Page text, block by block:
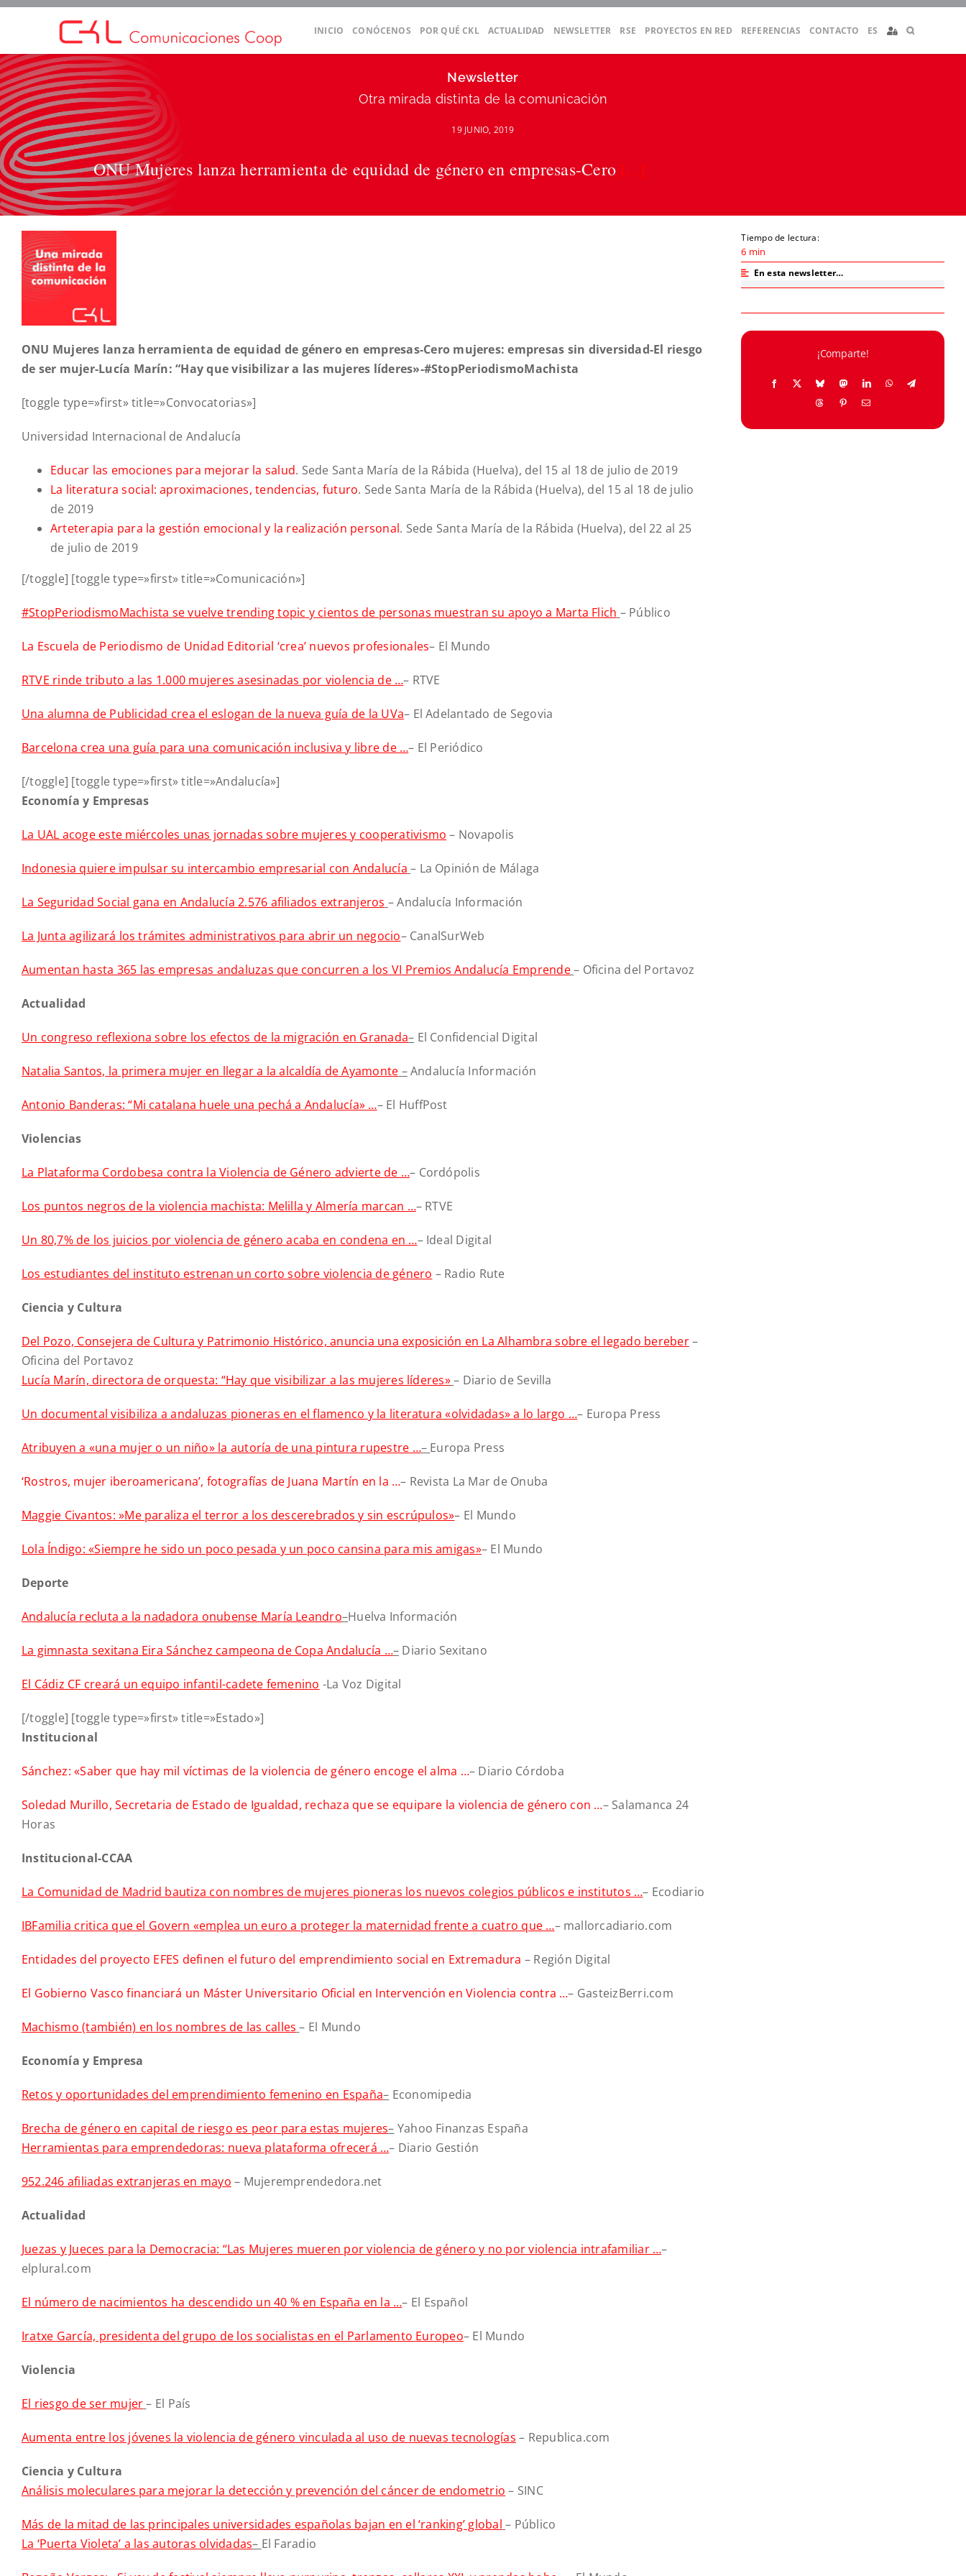
contenido
INICIO CONÓCENOS POR QUÉ CKL ACTUALIDAD NEWSLETTER RSE PROYECTOS EN RED REFERENCIAS CONTACTO ES
Newsletter
Otra mirada distinta de la comunicación
19 JUNIO, 2019
ONU Mujeres lanza herramienta de equidad de género en empresas-Cero [...]
ONU Mujeres lanza herramienta de equidad de género en empresas-Cero mujeres: empresas sin diversidad-El riesgo
de ser mujer-Lucía Marín: “Hay que visibilizar a las mujeres líderes»-#StopPeriodismoMachista
[toggle type=»first» title=»Convocatorias»]
Universidad Internacional de Andalucía
Educar las emociones para mejorar la salud. Sede Santa María de la Rábida (Huelva), del 15 al 18 de julio de 2019
La literatura social: aproximaciones, tendencias, futuro. Sede Santa María de la Rábida (Huelva), del 15 al 18 de julio
de 2019
Arteterapia para la gestión emocional y la realización personal. Sede Santa María de la Rábida (Huelva), del 22 al 25
de julio de 2019
[/toggle] [toggle type=»first» title=»Comunicación»]
#StopPeriodismoMachista se vuelve trending topic y cientos de personas muestran su apoyo a Marta Flich – Público
La Escuela de Periodismo de Unidad Editorial ‘crea’ nuevos profesionales– El Mundo
RTVE rinde tributo a las 1.000 mujeres asesinadas por violencia de …– RTVE
Una alumna de Publicidad crea el eslogan de la nueva guía de la UVa– El Adelantado de Segovia
Barcelona crea una guía para una comunicación inclusiva y libre de …– El Periódico
[/toggle] [toggle type=»first» title=»Andalucía»]
Economía y Empresas
La UAL acoge este miércoles unas jornadas sobre mujeres y cooperativismo – Novapolis
Indonesia quiere impulsar su intercambio empresarial con Andalucía – La Opinión de Málaga
La Seguridad Social gana en Andalucía 2.576 afiliados extranjeros – Andalucía Información
La Junta agilizará los trámites administrativos para abrir un negocio– CanalSurWeb
Aumentan hasta 365 las empresas andaluzas que concurren a los VI Premios Andalucía Emprende– Oficina del Portavoz
Actualidad
Un congreso reflexiona sobre los efectos de la migración en Granada– El Confidencial Digital
Natalia Santos, la primera mujer en llegar a la alcaldía de Ayamonte –Andalucía Información
Antonio Banderas: “Mi catalana huele una pechá a Andalucía» …– El HuffPost
Violencias
La Plataforma Cordobesa contra la Violencia de Género advierte de …– Cordópolis
Los puntos negros de la violencia machista: Melilla y Almería marcan …– RTVE
Un 80,7% de los juicios por violencia de género acaba en condena en …– Ideal Digital
Los estudiantes del instituto estrenan un corto sobre violencia de género – Radio Rute
Ciencia y Cultura
Del Pozo, Consejera de Cultura y Patrimonio Histórico, anuncia una exposición en La Alhambra sobre el legado bereber–
Oficina del Portavoz
Lucía Marín, directora de orquesta: “Hay que visibilizar a las mujeres líderes»– Diario de Sevilla
Un documental visibiliza a andaluzas pioneras en el flamenco y la literatura «olvidadas» a lo largo …– Europa Press
Atribuyen a «una mujer o un niño» la autoría de una pintura rupestre …– Europa Press
‘Rostros, mujer iberoamericana’, fotografías de Juana Martín en la …– Revista La Mar de Onuba
Maggie Civantos: »Me paraliza el terror a los descerebrados y sin escrúpulos»– El Mundo
Lola Índigo: «Siempre he sido un poco pesada y un poco cansina para mis amigas»– El Mundo
Deporte
Andalucía recluta a la nadadora onubense María Leandro–Huelva Información
La gimnasta sexitana Eira Sánchez campeona de Copa Andalucía …– Diario Sexitano
El Cádiz CF creará un equipo infantil-cadete femenino -La Voz Digital
[/toggle] [toggle type=»first» title=»Estado»]
Institucional
Sánchez: «Saber que hay mil víctimas de la violencia de género encoge el alma …– Diario Córdoba
Soledad Murillo, Secretaria de Estado de Igualdad, rechaza que se equipare la violencia de género con …– Salamanca 24
Horas
Institucional-CCAA
La Comunidad de Madrid bautiza con nombres de mujeres pioneras los nuevos colegios públicos e institutos …– Ecodiario
IBFamilia critica que el Govern «emplea un euro a proteger la maternidad frente a cuatro que …– mallorcadiario.com
Entidades del proyecto EFES definen el futuro del emprendimiento social en Extremadura – Región Digital
El Gobierno Vasco financiará un Máster Universitario Oficial en Intervención en Violencia contra …– GasteizBerri.com
Machismo (también) en los nombres de las calles – El Mundo
Economía y Empresa
Retos y oportunidades del emprendimiento femenino en España– Economipedia
Brecha de género en capital de riesgo es peor para estas mujeres– Yahoo Finanzas España
Herramientas para emprendedoras: nueva plataforma ofrecerá …– Diario Gestión
952.246 afiliadas extranjeras en mayo – Mujeremprendedora.net
Actualidad
Juezas y Jueces para la Democracia: “Las Mujeres mueren por violencia de género y no por violencia intrafamiliar …–
elplural.com
El número de nacimientos ha descendido un 40 % en España en la …– El Español
Iratxe García, presidenta del grupo de los socialistas en el Parlamento Europeo– El Mundo
Violencia
El riesgo de ser mujer – El País
Aumenta entre los jóvenes la violencia de género vinculada al uso de nuevas tecnologías – Republica.com
Ciencia y Cultura
Análisis moleculares para mejorar la detección y prevención del cáncer de endometrio – SINC
Más de la mitad de las principales universidades españolas bajan en el ‘ranking’ global – Público
La ‘Puerta Violeta’ a las autoras olvidadas– El Faradio
Tiempo de lectura:
6 min
En esta newsletter…
¡Comparte!